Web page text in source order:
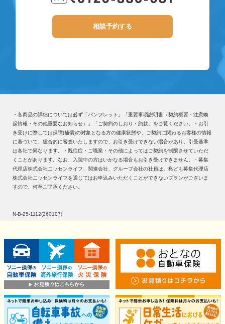
相談予約する
・各商品の詳細については必ず「パンフレット」「重要事項説明書（契約概要・注意喚
起情報・その他重要なお知らせ）」「ご契約のしおり・約款」をご覧ください。
・お引
き受けに際しては保障(補償)の対象となる方の健康状態や、ご契約に関わるお客様の情報
に基づいて、総合的に審査いたしますので、お引き受けできない場合があり、引受基準
は各社で異なります。
・既往症・ご職業・その他によってはご契約を制限させていただ
くことがあります。なお、入院中の方はいかなる場合もお引き受けできません。
・募集
代理店株式会社ニッセンライフ、関連会社、グループ会社の社員は、私ども募集代理店
株式会社ニッセンライフを通じてはお申込みいただくことができないプランがございま
すので、何卒ご了承ください。
N-B-25-1112(260107)